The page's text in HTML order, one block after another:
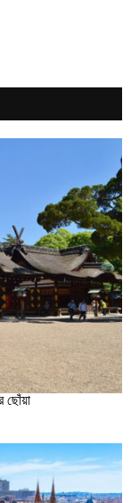
ছোঁয়া